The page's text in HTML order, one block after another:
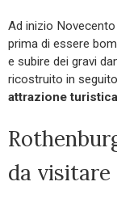
Ad inizio
prima di essere
e subire dei gravi
ricostruito in
attrazione turistica
da visitare